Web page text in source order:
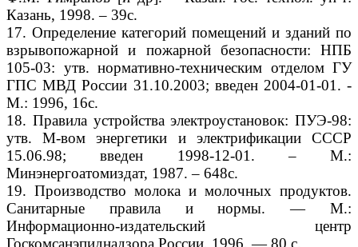
Казань, 1998. – 39с.
17. Определение категорий помещений и зданий по
взрывопожарной и пожарной безопасности: НПБ
105-03: утв. нормативно-техническим отделом ГУ
ГПС МВД России 31.10.2003; введен 2004-01-01. -
М.: 1996, 16с.
18. Правила устройства электроустановок: ПУЭ-98:
утв. М-вом энергетики и электрификации СССР
15.06.98; введен 1998-12-01. – М.:
Минэнергоатомиздат, 1987. – 648с.
19. Производство молока и молочных продуктов.
Санитарные правила и нормы. — М.:
Информационно-издательский центр
Госкомсанэпиднадзора России, 1996. — 80 с.